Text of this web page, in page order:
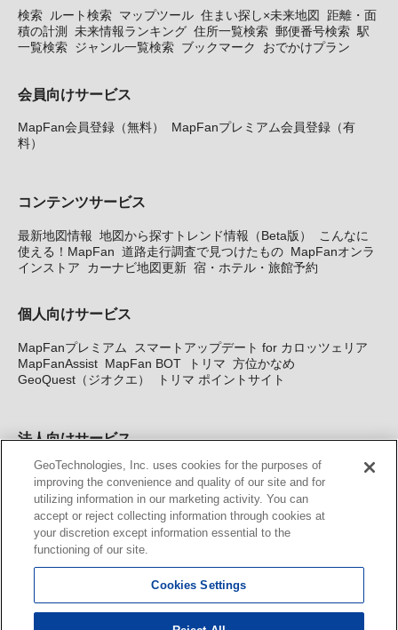
検索 ルート検索 マップツール 住まい探し×未来地図
距離・面
積の計測
未来情報ランキング 住所一覧検索 郵便番号検索 駅
一覧検索 ジャンル一覧検索 ブックマーク おでかけプラン
会員向けサービス
MapFan会員登録（無料）
MapFanプレミアム会員登録（有
料）
コンテンツサービス
最新地図情報 地図から探すトレンド情報（Beta版）
こんなに
使える！MapFan 道路走行調査で見つけたもの MapFanオンラ
インストア
カーナビ地図更新 宿・ホテル・旅館予約
個人向けサービス
MapFanプレミアム
スマートアップデート for カロッツェリア
MapFanAssist MapFan BOT トリマ 方位かなめ
GeoQuest（ジオクエ）
トリマ ポイントサイト
法人向けサービス
法人向け地図・位置情報サービス WEBサイト・システム向け地
図API Windows PC向け地図開発キット MapFan DB 住所確認
サービス
MAP WORLD+ トリマ広告 Geo-Research
カーナビ地図更新サービス
MapFan スマートメンバーズ
KENWOOD MapFan Club
GeoTechnologies, Inc. uses cookies for the purposes of
improving the convenience and quality of our site and for
utilizing information in our marketing activity. You can
accept or reject collecting information through cookies at
your discretion except information essential to the
functioning of our site.
Cookies Settings